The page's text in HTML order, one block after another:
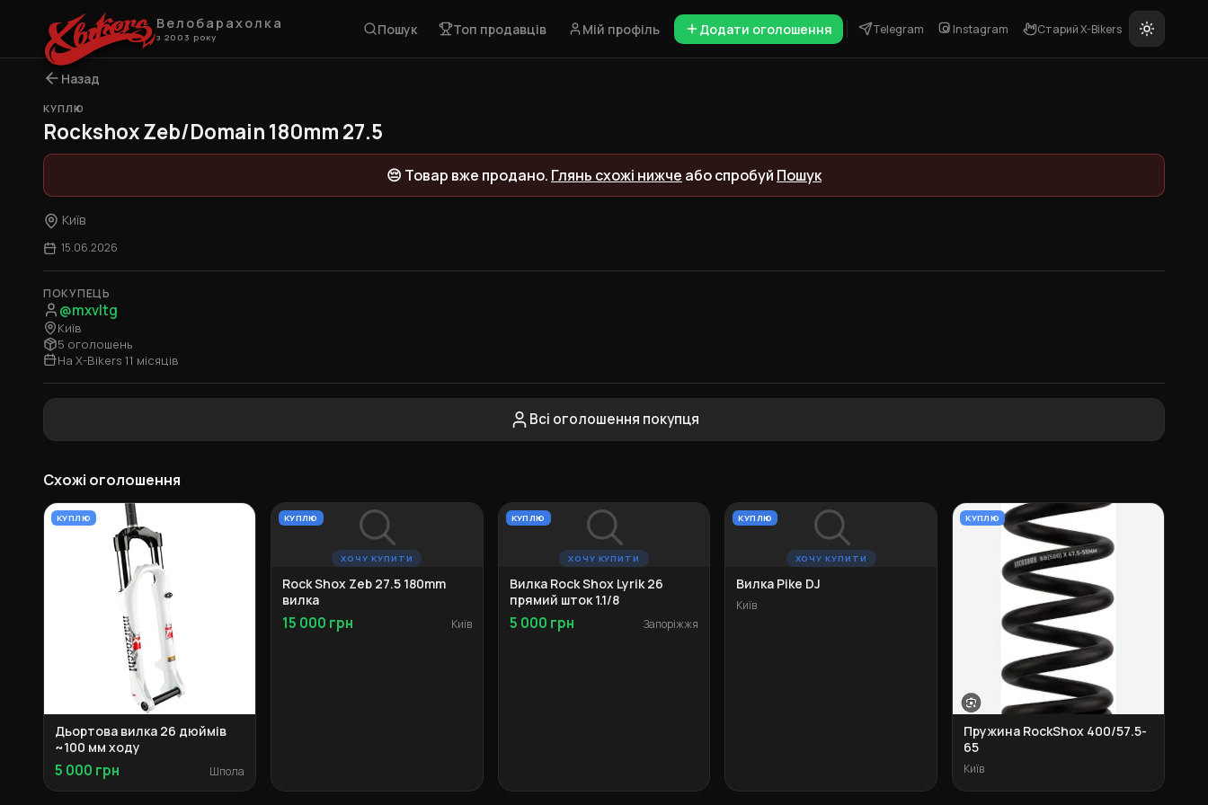
Велобарахолка
з 2003 року Пошук Топ продавців Мій профіль Додати оголошення Telegram Instagram Старий X-Bikers
Назад
КУПЛЮ
Rockshox Zeb/Domain 180mm 27.5
😔 Товар вже продано. Глянь схожі нижче або спробуй Пошук
Київ
15.06.2026
ПОКУПЕЦЬ
@mxvltg
Київ
5 оголошень
На X-Bikers 11 місяців
Всі оголошення покупця
Схожі оголошення
КУПЛЮ
Дьортова вилка 26 дюймів
~100 мм ходу
5 000 грн Шпола
ХОЧУ КУПИТИ
КУПЛЮ
Rock Shox Zeb 27.5 180mm
вилка
15 000 грн Київ
ХОЧУ КУПИТИ
КУПЛЮ
Вилка Rock Shox Lyrik 26
прямий шток 1.1/8
5 000 грн Запоріжжя
ХОЧУ КУПИТИ
КУПЛЮ
Вилка Pike DJ
Київ
КУПЛЮ
Пружина RockShox 400/57.5-
65
Київ